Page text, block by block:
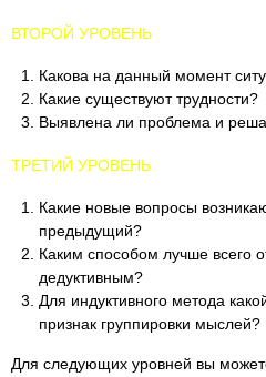
ВТОРОЙ УРОВЕНЬ
Какова на данный момент
Какие существуют трудности?
Выявлена ли проблема и
ТРЕТИЙ УРОВЕНЬ
Какие новые вопросы
предыдущий?
Каким способом лучше всего
дедуктивным?
Для индуктивного метода
признак группировки мыслей?
Для следующих уровней вы